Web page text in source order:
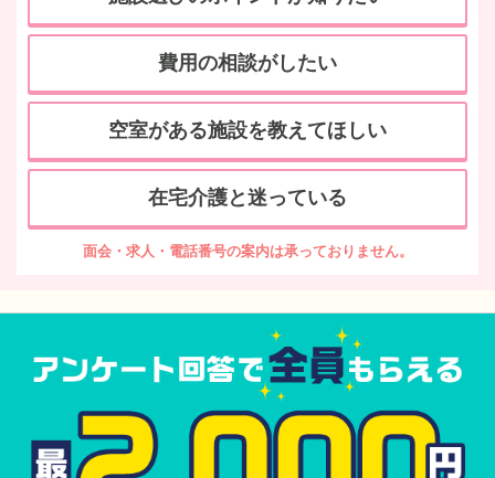
費用の相談がしたい
空室がある施設を教えてほしい
在宅介護と迷っている
面会・求人・電話番号の案内は承っておりません。